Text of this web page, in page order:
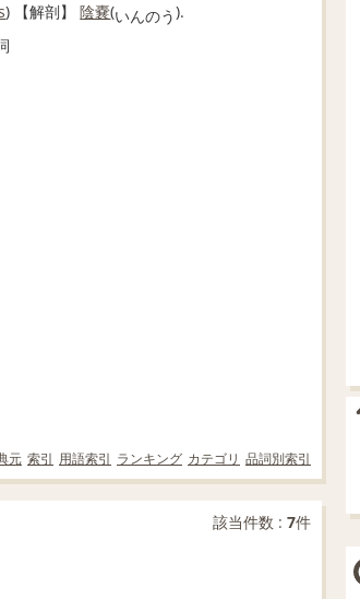
) 【解剖】 陰嚢(いんのう).
元 索引 用語索引 ランキング カテゴリ 品詞別索引
該当件数 : 7件